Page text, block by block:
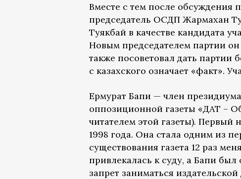
Вместе с тем после обсуждения
председатель ОСДП Жармахан
Туякбай в качестве кандидата
Новым председателем партии
также посоветовал дать партии
с казахского означает «факт».
Ермурат Бапи — член
оппозиционной газеты «ДАТ –
читателем этой газеты). Первый
1998 года. Она стала одним из
существования газета 12 раз
привлекалась к суду, а Бапи
запрет заниматься